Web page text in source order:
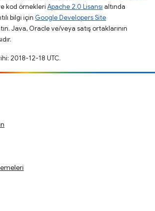
kod örnekleri Apache 2.0 Lisansı altında
bilgi için Google Developers Site
Java, Oracle ve/veya satış ortaklarının
2018-12-18 UTC.